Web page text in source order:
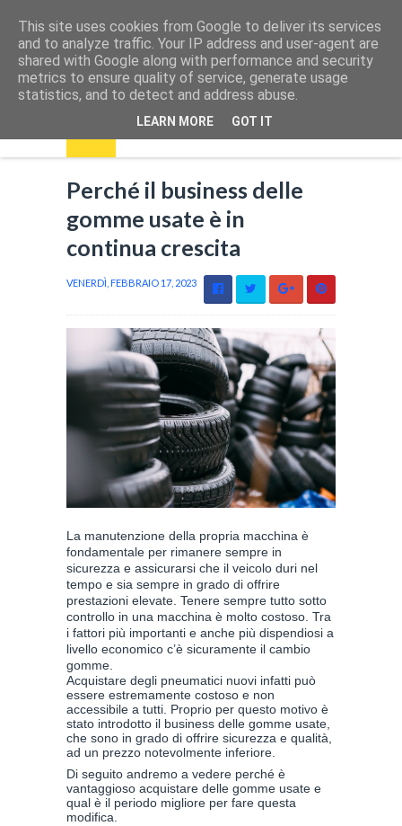
Perché il business delle
gomme usate è in
continua crescita
VENERDÌ, FEBBRAIO 17, 2023
La manutenzione della propria macchina è
fondamentale per rimanere sempre in
sicurezza e assicurarsi che il veicolo duri nel
tempo e sia sempre in grado di offrire
prestazioni elevate. Tenere sempre tutto sotto
controllo in una macchina è molto costoso. Tra
i fattori più importanti e anche più dispendiosi a
livello economico c’è sicuramente il cambio
gomme.
Acquistare degli pneumatici nuovi infatti può
essere estremamente costoso e non
accessibile a tutti. Proprio per questo motivo è
stato introdotto il business delle gomme usate,
che sono in grado di offrire sicurezza e qualità,
ad un prezzo notevolmente inferiore.
Di seguito andremo a vedere perché è
vantaggioso acquistare delle gomme usate e
qual è il periodo migliore per fare questa
modifica.
This site uses cookies from Google to deliver its services
and to analyze traffic. Your IP address and user-agent are
shared with Google along with performance and security
metrics to ensure quality of service, generate usage
statistics, and to detect and address abuse.
LEARN MORE GOT IT